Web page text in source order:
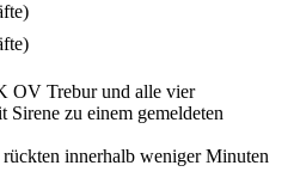
OV Trebur und alle vier
Sirene zu einem gemeldeten
innerhalb weniger Minuten